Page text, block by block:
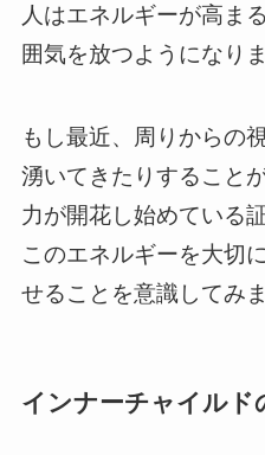
人はエネルギーが高ま
囲気を放つようになりま
もし最近、周りからの
湧いてきたりすること
力が開花し始めている
このエネルギーを大切
せることを意識してみ
インナーチャイルド